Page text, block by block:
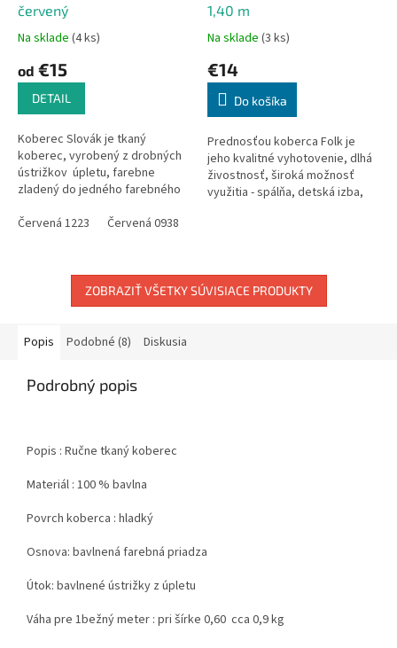
červený
Na sklade (4 ks)
od €15
DETAIL
Koberec Slovák je tkaný
koberec, vyrobený z drobných
ústrižkov úpletu, farebne
zladený do jedného farebného
pred kuchynskú linku, prípadne
Červená 1223 Červená 0938
1,40 m
Na sklade (3 ks)
€14
Do košíka
Prednosťou koberca Folk je
jeho kvalitné vyhotovenie, dlhá
živostnosť, široká možnosť
využitia - spálňa, detská izba,
ZOBRAZIŤ VŠETKY SÚVISIACE PRODUKTY
Popis Podobné (8) Diskusia
Podrobný popis
Popis : Ručne tkaný koberec
Materiál : 100 % bavlna
Povrch koberca : hladký
Osnova: bavlnená farebná priadza
Útok: bavlnené ústrižky z úpletu
Váha pre 1bežný meter : pri šírke 0,60 cca 0,9 kg